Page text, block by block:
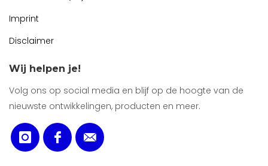
Imprint
Disclaimer
Wij helpen je!
Volg ons op social media en blijf op de hoogte van de
nieuwste ontwikkelingen, producten en meer.